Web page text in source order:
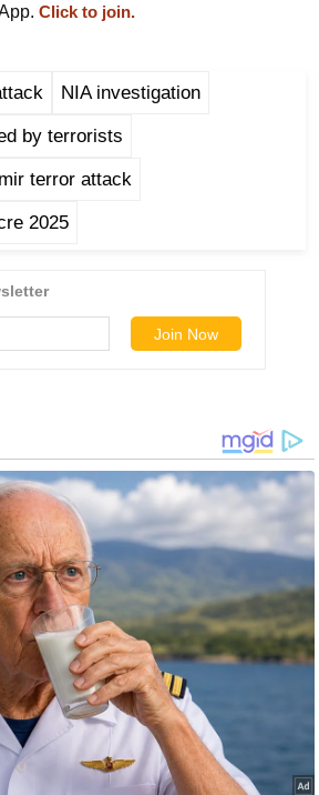
Click to join.
NIA investigation
by terrorists
terror attack
2025